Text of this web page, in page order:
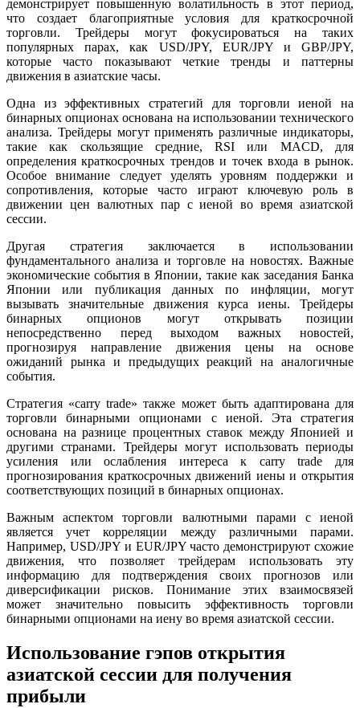
демонстрирует повышенную волатильность в этот период,
что создает благоприятные условия для краткосрочной
торговли. Трейдеры могут фокусироваться на таких
популярных парах, как USD/JPY, EUR/JPY и GBP/JPY,
которые часто показывают четкие тренды и паттерны
движения в азиатские часы.
Одна из эффективных стратегий для торговли иеной на
бинарных опционах основана на использовании технического
анализа. Трейдеры могут применять различные индикаторы,
такие как скользящие средние, RSI или MACD, для
определения краткосрочных трендов и точек входа в рынок.
Особое внимание следует уделять уровням поддержки и
сопротивления, которые часто играют ключевую роль в
движении цен валютных пар с иеной во время азиатской
сессии.
Другая стратегия заключается в использовании
фундаментального анализа и торговле на новостях. Важные
экономические события в Японии, такие как заседания Банка
Японии или публикация данных по инфляции, могут
вызывать значительные движения курса иены. Трейдеры
бинарных опционов могут открывать позиции
непосредственно перед выходом важных новостей,
прогнозируя направление движения цены на основе
ожиданий рынка и предыдущих реакций на аналогичные
события.
Стратегия «carry trade» также может быть адаптирована для
торговли бинарными опционами с иеной. Эта стратегия
основана на разнице процентных ставок между Японией и
другими странами. Трейдеры могут использовать периоды
усиления или ослабления интереса к carry trade для
прогнозирования краткосрочных движений иены и открытия
соответствующих позиций в бинарных опционах.
Важным аспектом торговли валютными парами с иеной
является учет корреляции между различными парами.
Например, USD/JPY и EUR/JPY часто демонстрируют схожие
движения, что позволяет трейдерам использовать эту
информацию для подтверждения своих прогнозов или
диверсификации рисков. Понимание этих взаимосвязей
может значительно повысить эффективность торговли
бинарными опционами на иену во время азиатской сессии.
Использование гэпов открытия
азиатской сессии для получения
прибыли